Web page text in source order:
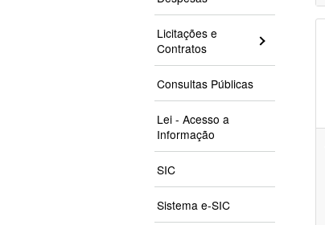
Licitações e
Contratos
Consultas Públicas
Lei - Acesso a
Informação
SIC
Sistema e-SIC